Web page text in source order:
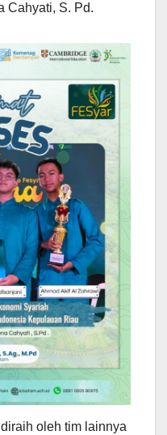
Cahyati, S. Pd.
oleh tim lainnya